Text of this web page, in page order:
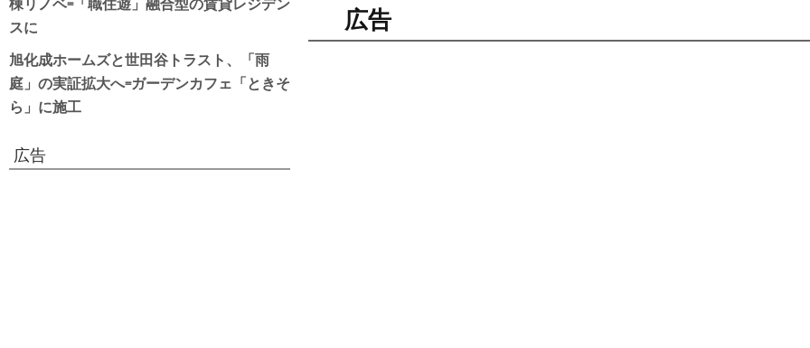
広告
スに
旭化成ホームズと世田谷トラスト、「雨
庭」の実証拡大へ=ガーデンカフェ「ときそ
ら」に施工
広告